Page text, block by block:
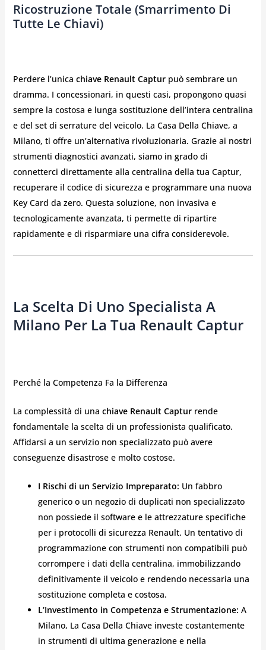
Ricostruzione Totale (Smarrimento Di
Tutte Le Chiavi)
Perdere l’unica chiave Renault Capturpuò sembrare un
dramma. I concessionari, in questi casi, propongono quasi
sempre la costosa e lunga sostituzione dell’intera centralina
e del set di serrature del veicolo. La Casa Della Chiave, a
Milano, ti offre un’alternativa rivoluzionaria. Grazie ai nostri
strumenti diagnostici avanzati, siamo in grado di
connetterci direttamente alla centralina della tua Captur,
recuperare il codice di sicurezza e programmare una nuova
Key Card da zero. Questa soluzione, non invasiva e
tecnologicamente avanzata, ti permette di ripartire
rapidamente e di risparmiare una cifra considerevole.
La Scelta Di Uno Specialista A
Milano Per La Tua Renault Captur
Perché la Competenza Fa la Differenza
La complessità di una chiave Renault Capturrende
fondamentale la scelta di un professionista qualificato.
Affidarsi a un servizio non specializzato può avere
conseguenze disastrose e molto costose.
I Rischi di un Servizio Impreparato: Un fabbro
generico o un negozio di duplicati non specializzato
non possiede il software e le attrezzature specifiche
per i protocolli di sicurezza Renault. Un tentativo di
programmazione con strumenti non compatibili può
corrompere i dati della centralina, immobilizzando
definitivamente il veicolo e rendendo necessaria una
sostituzione completa e costosa.
L’Investimento in Competenza e Strumentazione: A
Milano, La Casa Della Chiave investe costantemente
in strumenti di ultima generazione e nella